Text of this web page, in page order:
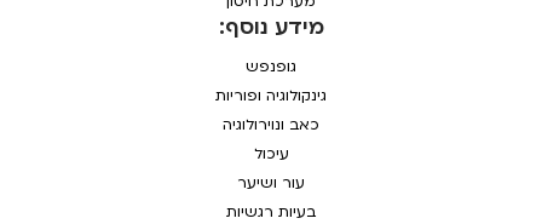
מידע נוסף:
גופנפש
גינקולוגיה ופוריות
כאב ונוירולוגיה
עיכול
עור ושיער
בעיות רגשיות